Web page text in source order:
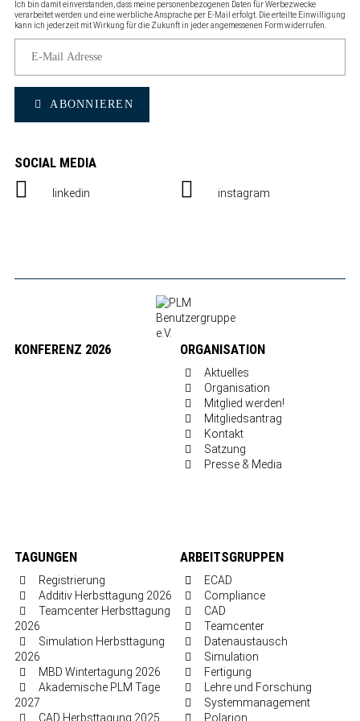
Ich bin damit einverstanden, dass meine personenbezogenen Daten für Werbezwecke
verarbeitet werden und eine werbliche Ansprache per E-Mail erfolgt. Die erteilte Einwilligung
kann ich jederzeit mit Wirkung für die Zukunft in jeder angemessenen Form widerrufen.
ABONNIEREN
SOCIAL MEDIA
linkedin instagram
KONFERENZ 2026 ORGANISATION
Aktuelles
Organisation
Mitglied werden!
Mitgliedsantrag
Kontakt
Satzung
Presse & Media
TAGUNGEN
Registrierung
Additiv Herbsttagung 2026
Teamcenter Herbsttagung
2026
Simulation Herbsttagung
2026
MBD Wintertagung 2026
Akademische PLM Tage
2027
CAD Herbsttagung 2025
ARBEITSGRUPPEN
ECAD
Compliance
CAD
Teamcenter
Datenaustausch
Simulation
Fertigung
Lehre und Forschung
Systemmanagement
Polarion